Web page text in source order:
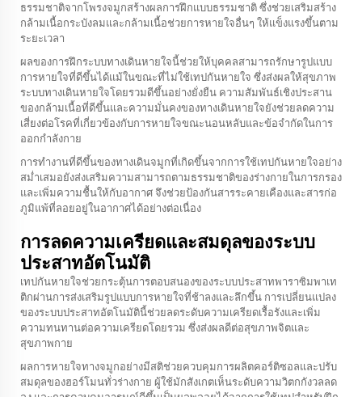
ธรรมชาติจากโพรงจมูกสร้างผลการฝึกแบบธรรมชาติ ซึ่งช่วยเสริมสร้าง
กล้ามเนื้อกระบังลมและกล้ามเนื้อช่วยการหายใจอื่นๆ ให้แข็งแรงขึ้นตาม
ระยะเวลา
ผลของการฝึกระบบทางเดินหายใจนี้ช่วยให้บุคคลสามารถรักษารูปแบบ
การหายใจที่ดีขึ้นได้แม้ในขณะที่ไม่ใช้เทปกันหายใจ ซึ่งส่งผลให้สุขภาพ
ระบบทางเดินหายใจโดยรวมดีขึ้นอย่างยั่งยืน ความสัมพันธ์เชิงประสาน
ของกล้ามเนื้อที่ดีขึ้นและความมั่นคงของทางเดินหายใจยังช่วยลดความ
เสี่ยงต่อโรคที่เกี่ยวข้องกับการหายใจขณะนอนหลับและข้อจำกัดในการ
ออกกำลังกาย
การทำงานที่ดีขึ้นของทางเดินจมูกที่เกิดขึ้นจากการใช้เทปกันหายใจอย่าง
สม่ำเสมอยังส่งเสริมความสามารถตามธรรมชาติของร่างกายในการกรอง
และเพิ่มความชื้นให้กับอากาศ จึงช่วยป้องกันสารระคายเคืองและสารก่อ
ภูมิแพ้ที่ลอยอยู่ในอากาศได้อย่างต่อเนื่อง
การลดความเครียดและสมดุลของระบบ
ประสาทอัตโนมัติ
เทปกันหายใจช่วยกระตุ้นการตอบสนองของระบบประสาทพาราซิมพาเท
ติกผ่านการส่งเสริมรูปแบบการหายใจที่ช้าลงและลึกขึ้น การเปลี่ยนแปลง
ของระบบประสาทอัตโนมัตินี้ช่วยลดระดับความเครียดเรื้อรังและเพิ่ม
ความทนทานต่อความเครียดโดยรวม ซึ่งส่งผลดีต่อสุขภาพจิตและ
สุขภาพกาย
ผลการหายใจทางจมูกอย่างมีสติช่วยควบคุมการผลิตคอร์ติซอลและปรับ
สมดุลของฮอร์โมนทั่วร่างกาย ผู้ใช้มักสังเกตเห็นระดับความวิตกกังวลลด